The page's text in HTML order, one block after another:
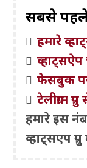
सबसे
हमारे
फेसबुक
टेलीग्राम
हमारे इस
व्हाट्सएप